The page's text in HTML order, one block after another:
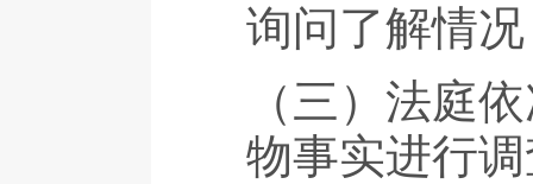
询问了解情
（三）法庭
物事实进行